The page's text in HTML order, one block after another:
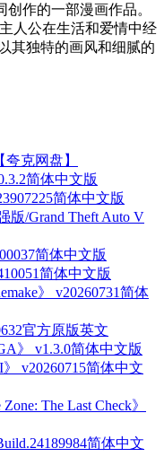
创作的一部漫画作品。
人公在生活和爱情中经
其独特的画风和细腻的
克网盘】
简体中文版
简体中文版
版/Grand Theft Auto V
简体中文版
简体中文版
》 v20260731简体
官方原版英文
》 v1.3.0简体中文版
》 v20260715简体中文
The Last Check》
简体中文